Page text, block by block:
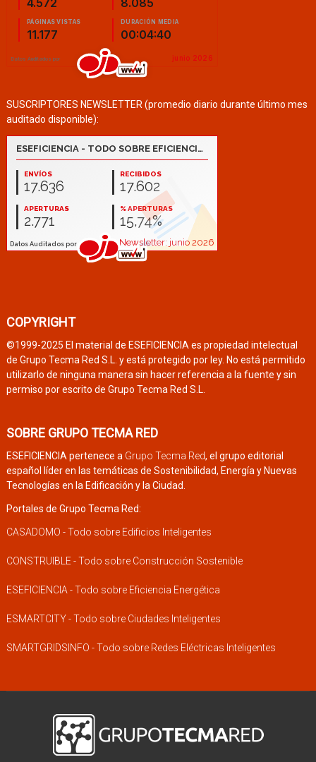
SUSCRIPTORES NEWSLETTER (promedio diario durante último mes
auditado disponible):
COPYRIGHT
©1999-2025 El material de ESEFICIENCIA es propiedad intelectual
de Grupo Tecma Red S.L. y está protegido por ley. No está permitido
utilizarlo de ninguna manera sin hacer referencia a la fuente y sin
permiso por escrito de Grupo Tecma Red S.L.
SOBRE GRUPO TECMA RED
ESEFICIENCIA pertenece a Grupo Tecma Red, el grupo editorial
español líder en las temáticas de Sostenibilidad, Energía y Nuevas
Tecnologías en la Edificación y la Ciudad.
Portales de Grupo Tecma Red:
CASADOMO - Todo sobre Edificios Inteligentes
CONSTRUIBLE - Todo sobre Construcción Sostenible
ESEFICIENCIA - Todo sobre Eficiencia Energética
ESMARTCITY - Todo sobre Ciudades Inteligentes
SMARTGRIDSINFO - Todo sobre Redes Eléctricas Inteligentes